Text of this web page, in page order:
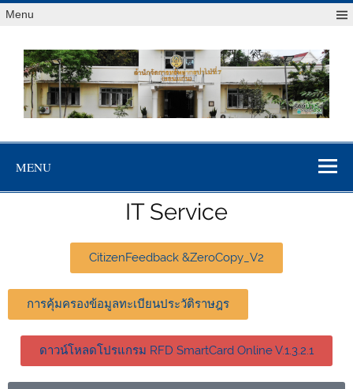
Menu
สจป.ที่ 7
(ขอนแก่น)
MENU
IT Service
CitizenFeedback &ZeroCopy_V2
การคุ้มครองข้อมูลทะเบียนประวัติราษฎร
ดาวน์โหลดโปรแกรม RFD SmartCard Online V.1.3.2.1